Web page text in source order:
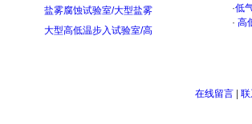
盐雾腐蚀试验室/大型盐雾
大型高低温步入试验室/高
·低
· 高
在线留言| 联